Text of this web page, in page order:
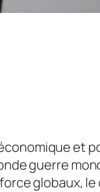
et
guerre
globaux,